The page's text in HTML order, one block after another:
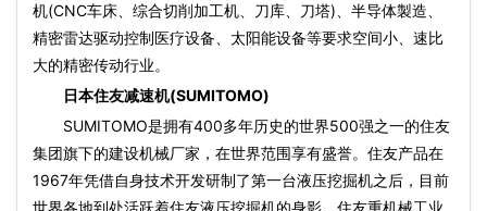
机(CNC车床、综合切削加工机、刀库、刀塔)、半导体製造、
精密雷达驱动控制医疗设备、太阳能设备等要求空间小、速比
大的精密传动行业。
日本住友减速机(SUMITOMO)
SUMITOMO是拥有400多年历史的世界500强之一的住友
集团旗下的建设机械厂家，在世界范围享有盛誉。住友产品在
1967年凭借自身技术开发研制了第一台液压挖掘机之后，目前
世界各地到处活跃着住友液压挖掘机的身影。住友重机械工业